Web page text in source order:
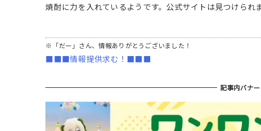
焼酎に力を入れているようです。公式サイトは見つけられ
※「だー」さん、情報ありがとうございました！
■■■情報提供求む！■■■
記事内バナー